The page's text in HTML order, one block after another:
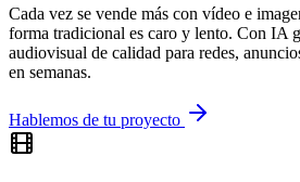
Cada vez se vende más con vídeo e
forma tradicional es caro y lento. Con IA
audiovisual de calidad para redes,
en semanas.
Hablemos de tu proyecto